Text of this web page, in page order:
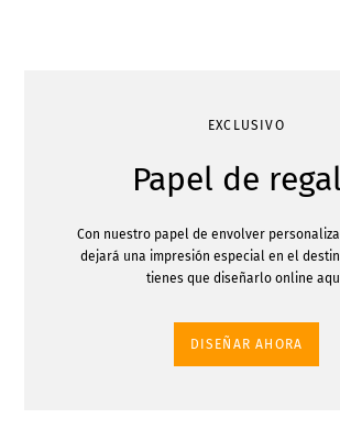
EXCLUSIVO
Papel de
Con nuestro papel de envolver
dejará una impresión especial en el
tienes que diseñarlo online
DISEÑAR AHORA